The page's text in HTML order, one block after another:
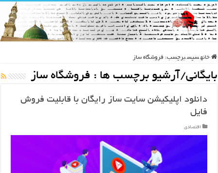
خانه سپس برچسب: فروشگاه ساز
بایگانی/آرشیو برچسب ها : فروشگاه ساز
دانلود اپلیکیشن سایت ساز رایگان با قابلیت فروش
فایل
اقتصادی